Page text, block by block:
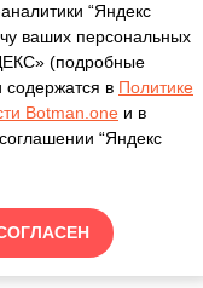
“Яндекс
ваших персональных
(подробные
содержатся в Политике
Botman.one и в
“Яндекс